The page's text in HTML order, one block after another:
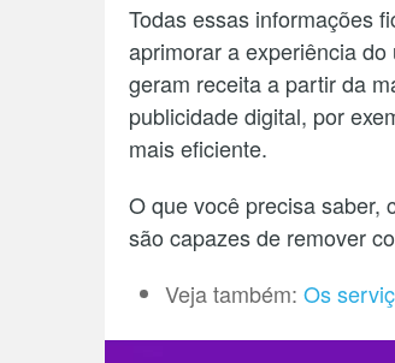
Todas essas informações
aprimorar a experiência
geram receita a partir da
publicidade digital, por
mais eficiente.
O que você precisa saber,
são capazes de remover
Veja também: Os